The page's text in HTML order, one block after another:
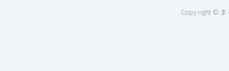
Copy right © ま